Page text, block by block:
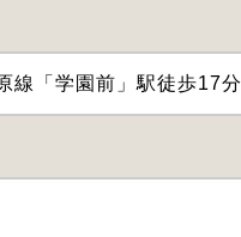
線「学園前」駅徒歩17分